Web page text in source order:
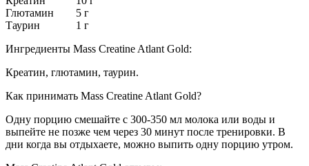
Глютамин 5 г
Таурин 1 г
Ингредиенты Mass Creatine Atlant Gold:
Креатин, глютамин, таурин.
Как принимать Mass Creatine Atlant Gold?
Одну порцию смешайте с 300-350 мл молока или воды и
выпейте не позже чем через 30 минут после тренировки. В
дни когда вы отдыхаете, можно выпить одну порцию утром.